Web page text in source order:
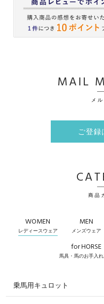
MAIL
メ
ご登
商品
WOMEN
レディースウェア
MEN
メンズウェア
for HORSE
馬具・馬のお手入
乗馬用キュロット